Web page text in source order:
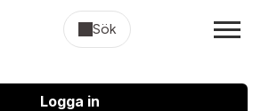
Sök
Logga in